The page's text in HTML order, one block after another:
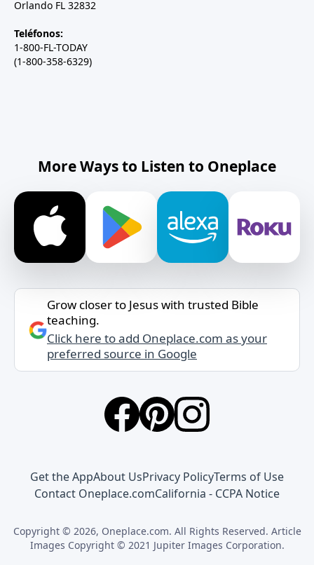
Orlando FL 32832
Teléfonos:
1-800-FL-TODAY
(1-800-358-6329)
More Ways to Listen to Oneplace
Grow closer to Jesus with trusted Bible
teaching.
Click here to add Oneplace.com as your
preferred source in Google
Get the AppAbout UsPrivacy PolicyTerms of Use
Contact Oneplace.comCalifornia - CCPA Notice
Copyright © 2026, Oneplace.com. All Rights Reserved. Article
Images Copyright © 2021 Jupiter Images Corporation.